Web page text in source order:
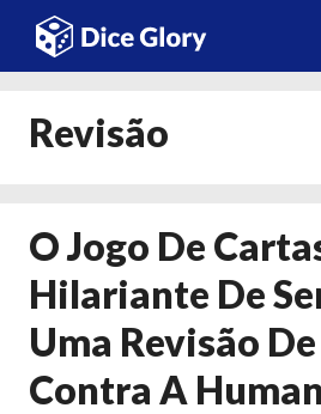
Saltar
para
conteúdo
Revisão
O Jogo De
Hilariante De
Uma Revisão
Contra A